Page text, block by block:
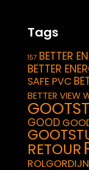
Tags
157 BETTER
BETTER
SAFE PVC
BETTER VIEW
GOOD
RETOUR
ROLGORDIJN